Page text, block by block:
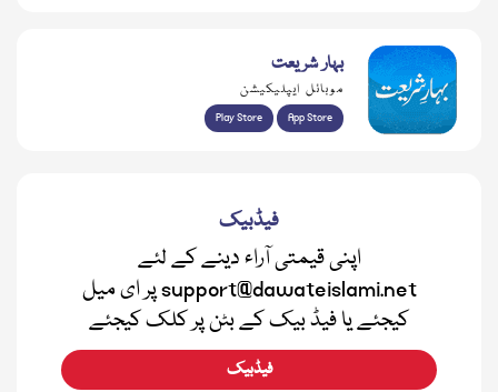
بہار شریعت
موبائل ایپلیکیشن
Play Store App Store
فیڈبیک
اپنی قیمتی آراء دینے کے لئے
support@dawateislami.net پر ای میل
کیجئے یا فیڈ بیک کے بٹن پر کلک کیجئے
فیڈبیک